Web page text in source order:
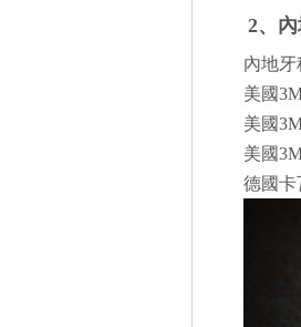
2、
內地牙
美國
美國
美國
德國卡